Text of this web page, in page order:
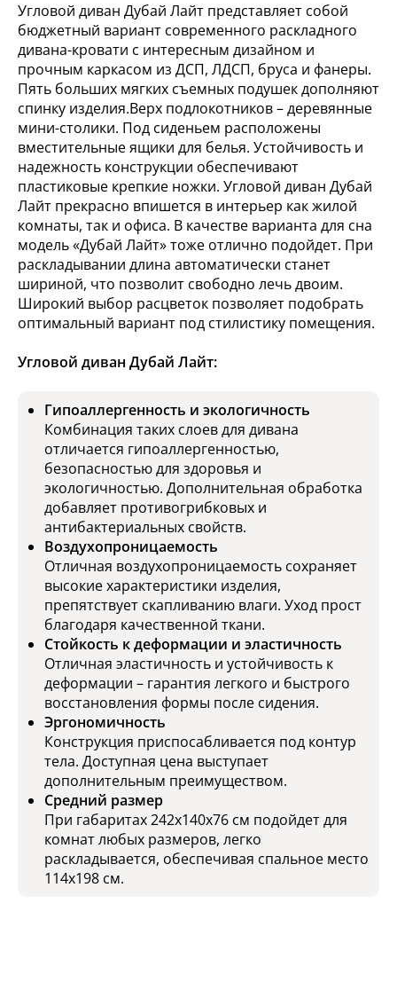
Угловой диван Дубай Лайт представляет собой
бюджетный вариант современного раскладного
дивана-кровати с интересным дизайном и
прочным каркасом из ДСП, ЛДСП, бруса и фанеры.
Пять больших мягких съемных подушек дополняют
спинку изделия.Верх подлокотников – деревянные
мини-столики. Под сиденьем расположены
вместительные ящики для белья. Устойчивость и
надежность конструкции обеспечивают
пластиковые крепкие ножки. Угловой диван Дубай
Лайт прекрасно впишется в интерьер как жилой
комнаты, так и офиса. В качестве варианта для сна
модель «Дубай Лайт» тоже отлично подойдет. При
раскладывании длина автоматически станет
шириной, что позволит свободно лечь двоим.
Широкий выбор расцветок позволяет подобрать
оптимальный вариант под стилистику помещения.
Угловой диван Дубай Лайт:
Гипоаллергенность и экологичность
Комбинация таких слоев для дивана
отличается гипоаллергенностью,
безопасностью для здоровья и
экологичностью. Дополнительная обработка
добавляет противогрибковых и
антибактериальных свойств.
Воздухопроницаемость
Отличная воздухопроницаемость сохраняет
высокие характеристики изделия,
препятствует скапливанию влаги. Уход прост
благодаря качественной ткани.
Стойкость к деформации и эластичность
Отличная эластичность и устойчивость к
деформации – гарантия легкого и быстрого
восстановления формы после сидения.
Эргономичность
Конструкция приспосабливается под контур
тела. Доступная цена выступает
дополнительным преимуществом.
Средний размер
При габаритах 242х140х76 см подойдет для
комнат любых размеров, легко
раскладывается, обеспечивая спальное место
114х198 см.